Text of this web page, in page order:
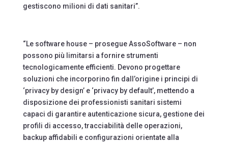
gestiscono milioni di dati sanitari”.
“Le software house – prosegue AssoSoftware – non
possono più limitarsi a fornire strumenti
tecnologicamente efficienti. Devono progettare
soluzioni che incorporino fin dall’origine i principi di
‘privacy by design’ e ‘privacy by default’, mettendo a
disposizione dei professionisti sanitari sistemi
capaci di garantire autenticazione sicura, gestione dei
profili di accesso, tracciabilità delle operazioni,
backup affidabili e configurazioni orientate alla